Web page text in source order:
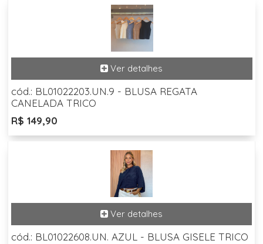
cód.: BL01022203.UN.9 - BLUSA REGATA
CANELADA TRICO
R$ 149,90
cód.: BL01022608.UN. AZUL - BLUSA GISELE TRICO